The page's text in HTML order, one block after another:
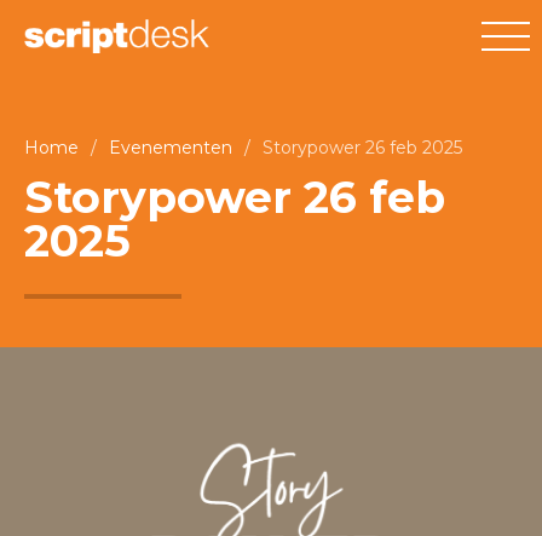
Home / Evenementen / Storypower 26 feb 2025
Storypower 26 feb
2025